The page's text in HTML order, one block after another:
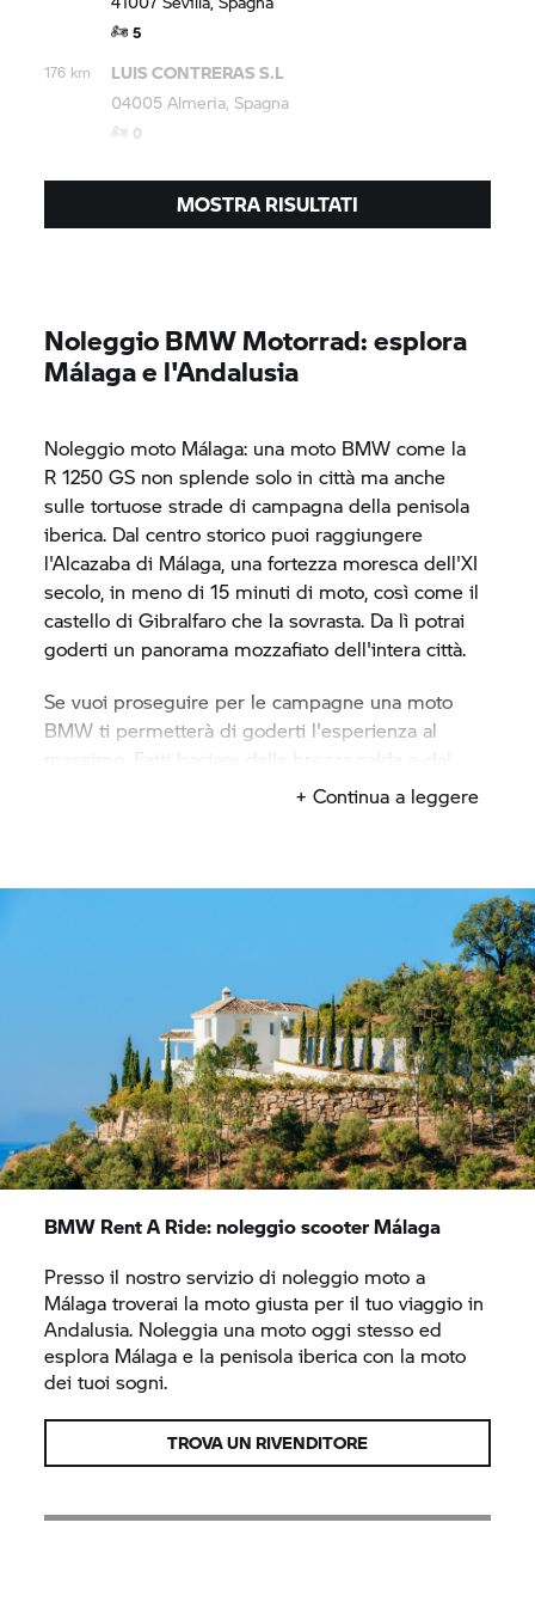
5
176 km
LUIS CONTRERAS S.L
04005 Almeria, Spagna
0
MOSTRA RISULTATI
NoleggioBMW Motorrad:esplora
Málaga e l'Andalusia
Noleggio moto Málaga: una moto BMW come la
R 1250 GS non splende solo in città ma anche
sulle tortuose strade di campagna della penisola
iberica. Dal centro storico puoi raggiungere
l'Alcazaba di Málaga, una fortezza moresca dell'XI
secolo, in meno di 15 minuti di moto, così come il
castello di Gibralfaro che la sovrasta. Da lì potrai
goderti un panorama mozzafiato dell'intera città.
Se vuoi proseguire per le campagne una moto
BMW ti permetterà di goderti l'esperienza al
massimo. Fatti baciare dalla brezza calda e dal
sole spagnolo, scoprendo spiagge solitarie e
tranquille con acque cristalline e attraversando
+ Continua a leggere
BMW Rent A Ride:noleggio scooter Málaga
Presso il nostro servizio di noleggio moto a
Málaga troverai la moto giusta per il tuo viaggio in
Andalusia. Noleggia una moto oggi stesso ed
esplora Málaga e la penisola iberica con la moto
dei tuoi sogni.
TROVA UN RIVENDITORE